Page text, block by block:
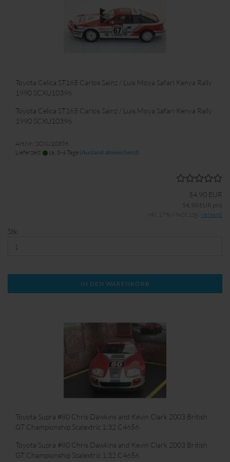
Toyota Celica ST165 Carlos Sainz / Luis Moya Safari Kenya Rally
1990 SCXU10396
Toyota Celica ST165 Carlos Sainz / Luis Moya Safari Kenya Rally
1990 SCXU10396
Art.Nr.: SCXU10396
Lieferzeit:
ca. 3-4 Tage (Ausland abweichend)
54,90 EUR
54,90 EUR pro
inkl. 19% MwSt. zzgl. Versand
Stk:
IN DEN WARENKORB
Toyota Supra #80 Chris Dawkins and Kevin Clark 2003 British
GT Championship Scalextric 1:32 C4656
Toyota Supra #80 Chris Dawkins and Kevin Clark 2003 British
GT Championship Scalextric 1:32 C4656